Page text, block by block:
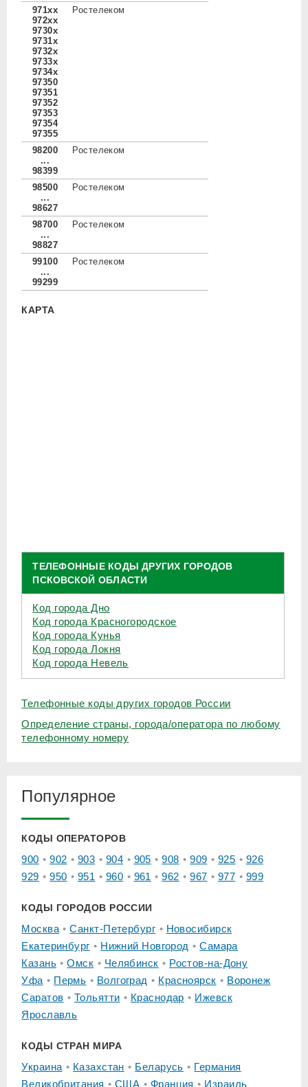
971xx
972xx
9730x
9731x
9732x
9733x
9734x
97350
97351
97352
97353
97354
97355
Ростелеком
98200
...
98399
Ростелеком
98500
...
98627
Ростелеком
98700
...
98827
Ростелеком
99100
...
99299
Ростелеком
КАРТА
ТЕЛЕФОННЫЕ КОДЫ ДРУГИХ ГОРОДОВ
ПСКОВСКОЙ ОБЛАСТИ
Код города Дно
Код города Красногородское
Код города Кунья
Код города Локня
Код города Невель
Телефонные коды других городов России
Определение страны, города/оператора по любому
телефонному номеру
Популярное
КОДЫ ОПЕРАТОРОВ
900 902 903 904 905 908 909 925
926
929
950 951 960 961 962 967 977 999
КОДЫ ГОРОДОВ РОССИИ
Москва Санкт-Петербург
Новосибирск
Екатеринбург
Нижний Новгород
Самара
Казань
Омск Челябинск
Ростов-на-Дону
Уфа
Пермь Волгоград Красноярск
Воронеж
Саратов
Тольятти Краснодар
Ижевск
Ярославль
КОДЫ СТРАН МИРА
Украина Казахстан Беларусь
Германия
Великобритания
США Франция Израиль